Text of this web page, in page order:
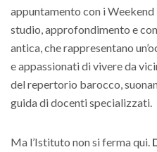
appuntamento con i
studio, approfondimento e
antica, che rappresentano
e appassionati di vivere da
del repertorio barocco,
guida di docenti specializzati.
Ma l’Istituto non si ferma qui.